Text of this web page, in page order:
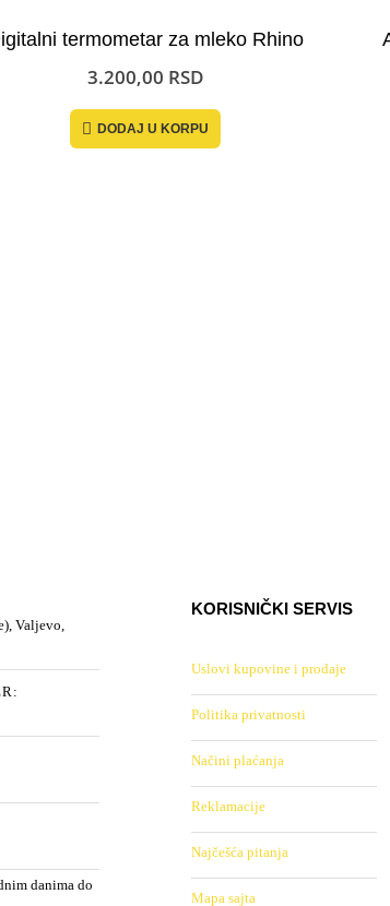
termometar za mleko Rhino
3.200,00 RSD
DODAJ U KORPU
Valjevo,
danima do
KORISNIČKI SERVIS
Uslovi kupovine i prodaje
Politika privatnosti
Načini plaćanja
Reklamacije
Najčešća pitanja
Mapa sajta